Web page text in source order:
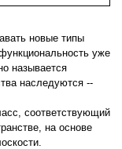
новые типы
уже
называется
наследуются --
соответствующий
на основе